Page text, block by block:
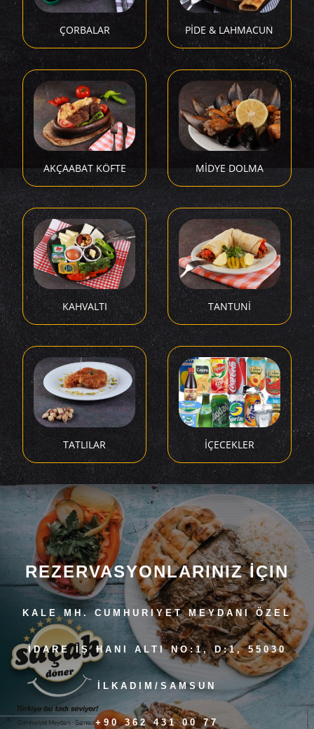
ÇORBALAR PİDE & LAHMACUN
AKÇAABAT KÖFTE MİDYE DOLMA
KAHVALTI TANTUNİ
TATLILAR İÇECEKLER
REZERVASYONLARINIZ İÇIN
KALE MH. CUMHURIYET MEYDANI ÖZEL
İDARE İŞ HANI ALTI NO:1, D:1, 55030
İLKADIM/SAMSUN
+90 362 431 00 77